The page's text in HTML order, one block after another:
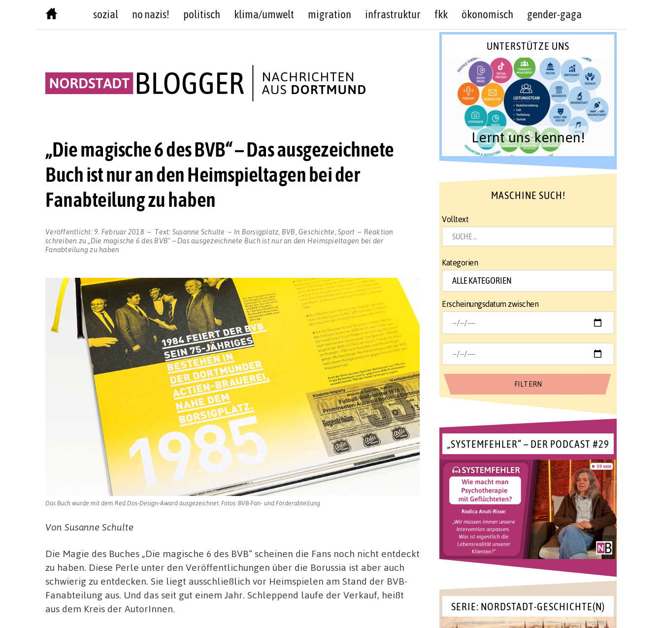
sozial no nazis! politisch klima/umwelt migration infrastruktur fkk ökonomisch gender-gaga
„Die magische 6 des BVB“ – Das ausgezeichnete
Buch ist nur an den Heimspieltagen bei der
Fanabteilung zu haben
Veröffentlicht: 9. Februar 2018 Text: Susanne Schulte In Borsigplatz BVB Geschichte Sport
Reaktion
schreiben zu „Die magische 6 des BVB“ – Das ausgezeichnete Buch ist nur an den Heimspieltagen bei der
Fanabteilung zu haben
Das Buch wurde mit dem Red Dos-Design-Award ausgezeichnet. Fotos: BVB-Fan- und Förderabteilung
Von Susanne Schulte
Die Magie des Buches „Die magische 6 des BVB“ scheinen die Fans noch nicht entdeckt
zu haben. Diese Perle unter den Veröffentlichungen über die Borussia ist aber auch
schwierig zu entdecken. Sie liegt ausschließlich vor Heimspielen am Stand der BVB-
Fanabteilung aus. Und das seit gut einem Jahr. Schleppend laufe der Verkauf, heißt
aus dem Kreis der AutorInnen.
UNTERSTÜTZE UNS
Lernt uns kennen!
MASCHINE SUCH!
Volltext
Kategorien
Erscheinungsdatum zwischen
„SYSTEMFEHLER“ – DER PODCAST #29
SERIE: NORDSTADT-GESCHICHTE(N)